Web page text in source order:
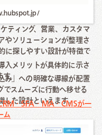
ティング、営業、カスタマ
やソリューションが整理さ
に探しやすい設計が特徴で
入メリットが具体的に示さ
。
み」への明確な導線が配置
でスムーズに行動へ移せる
した設計といえます。
・SFA・MA・CMSが一
ム